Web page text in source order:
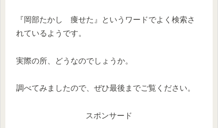
『岡部たかし 痩せた』というワードでよく検索さ
れているようです。
実際の所、どうなのでしょうか。
調べてみましたので、ぜひ最後までご覧ください。
スポンサード